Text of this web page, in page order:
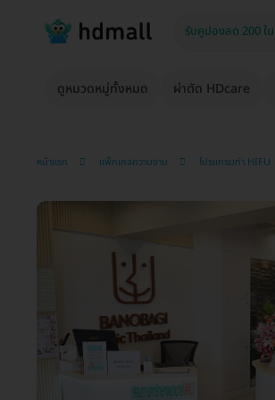
ดูหมวดหมู่ทั้งหมด ผ่าตัด HDcare
หน้าแรก แพ็กเกจความงาม โปรแกรมทำ HIFU